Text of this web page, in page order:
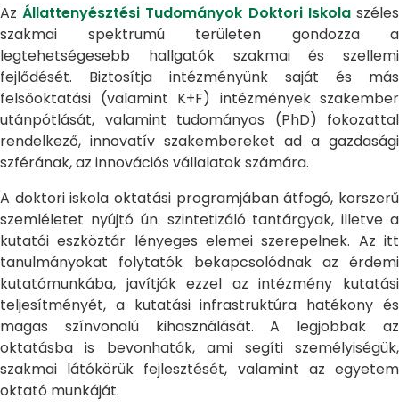
AzÁllattenyésztési Tudományok Doktori Iskolaszéles
szakmai spektrumú területen gondozza a
legtehetségesebb hallgatók szakmai és szellemi
fejlődését. Biztosítja intézményünk saját és más
felsőoktatási (valamint K+F) intézmények szakember
utánpótlását, valamint tudományos (PhD) fokozattal
rendelkező, innovatív szakembereket ad a gazdasági
szférának, az innovációs vállalatok számára.
A doktori iskola oktatási programjában átfogó, korszerű
szemléletet nyújtó ún. szintetizáló tantárgyak, illetve a
kutatói eszköztár lényeges elemei szerepelnek. Az itt
tanulmányokat folytatók bekapcsolódnak az érdemi
kutatómunkába, javítják ezzel az intézmény kutatási
teljesítményét, a kutatási infrastruktúra hatékony és
magas színvonalú kihasználását. A legjobbak az
oktatásba is bevonhatók, ami segíti személyiségük,
szakmai látókörük fejlesztését, valamint az egyetem
oktató munkáját.